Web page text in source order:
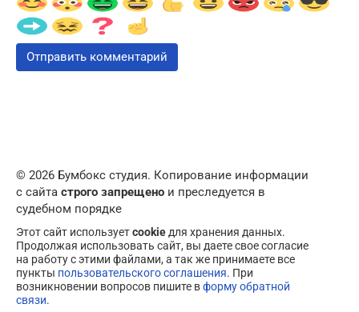
© 2026 Бумбокс студия. Копирование информации
с сайта строго запрещено и преследуется в
судебном порядке
Этот сайт используетcookie для хранения данных.
Продолжая использовать сайт, вы даете свое согласие
на работу с этими файлами, а так же принимаете все
пункты пользовательского соглашения. При
возникновении вопросов пишите вформу обратной
связи.